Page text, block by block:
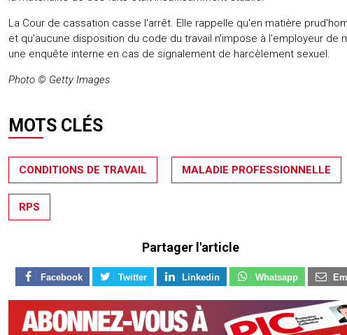
La Cour de cassation casse l'arrêt. Elle rappelle qu'en matière
et qu'aucune disposition du code du travail n'impose à l'employeur de
une enquête interne en cas de signalement de harcèlement sexuel.
Photo © Getty Images
MOTS CLÉS
CONDITIONS DE TRAVAIL MALADIE PROFESSIONNELLE
RPS
Partager l'article
Facebook Twitter Linkedin Whatsapp